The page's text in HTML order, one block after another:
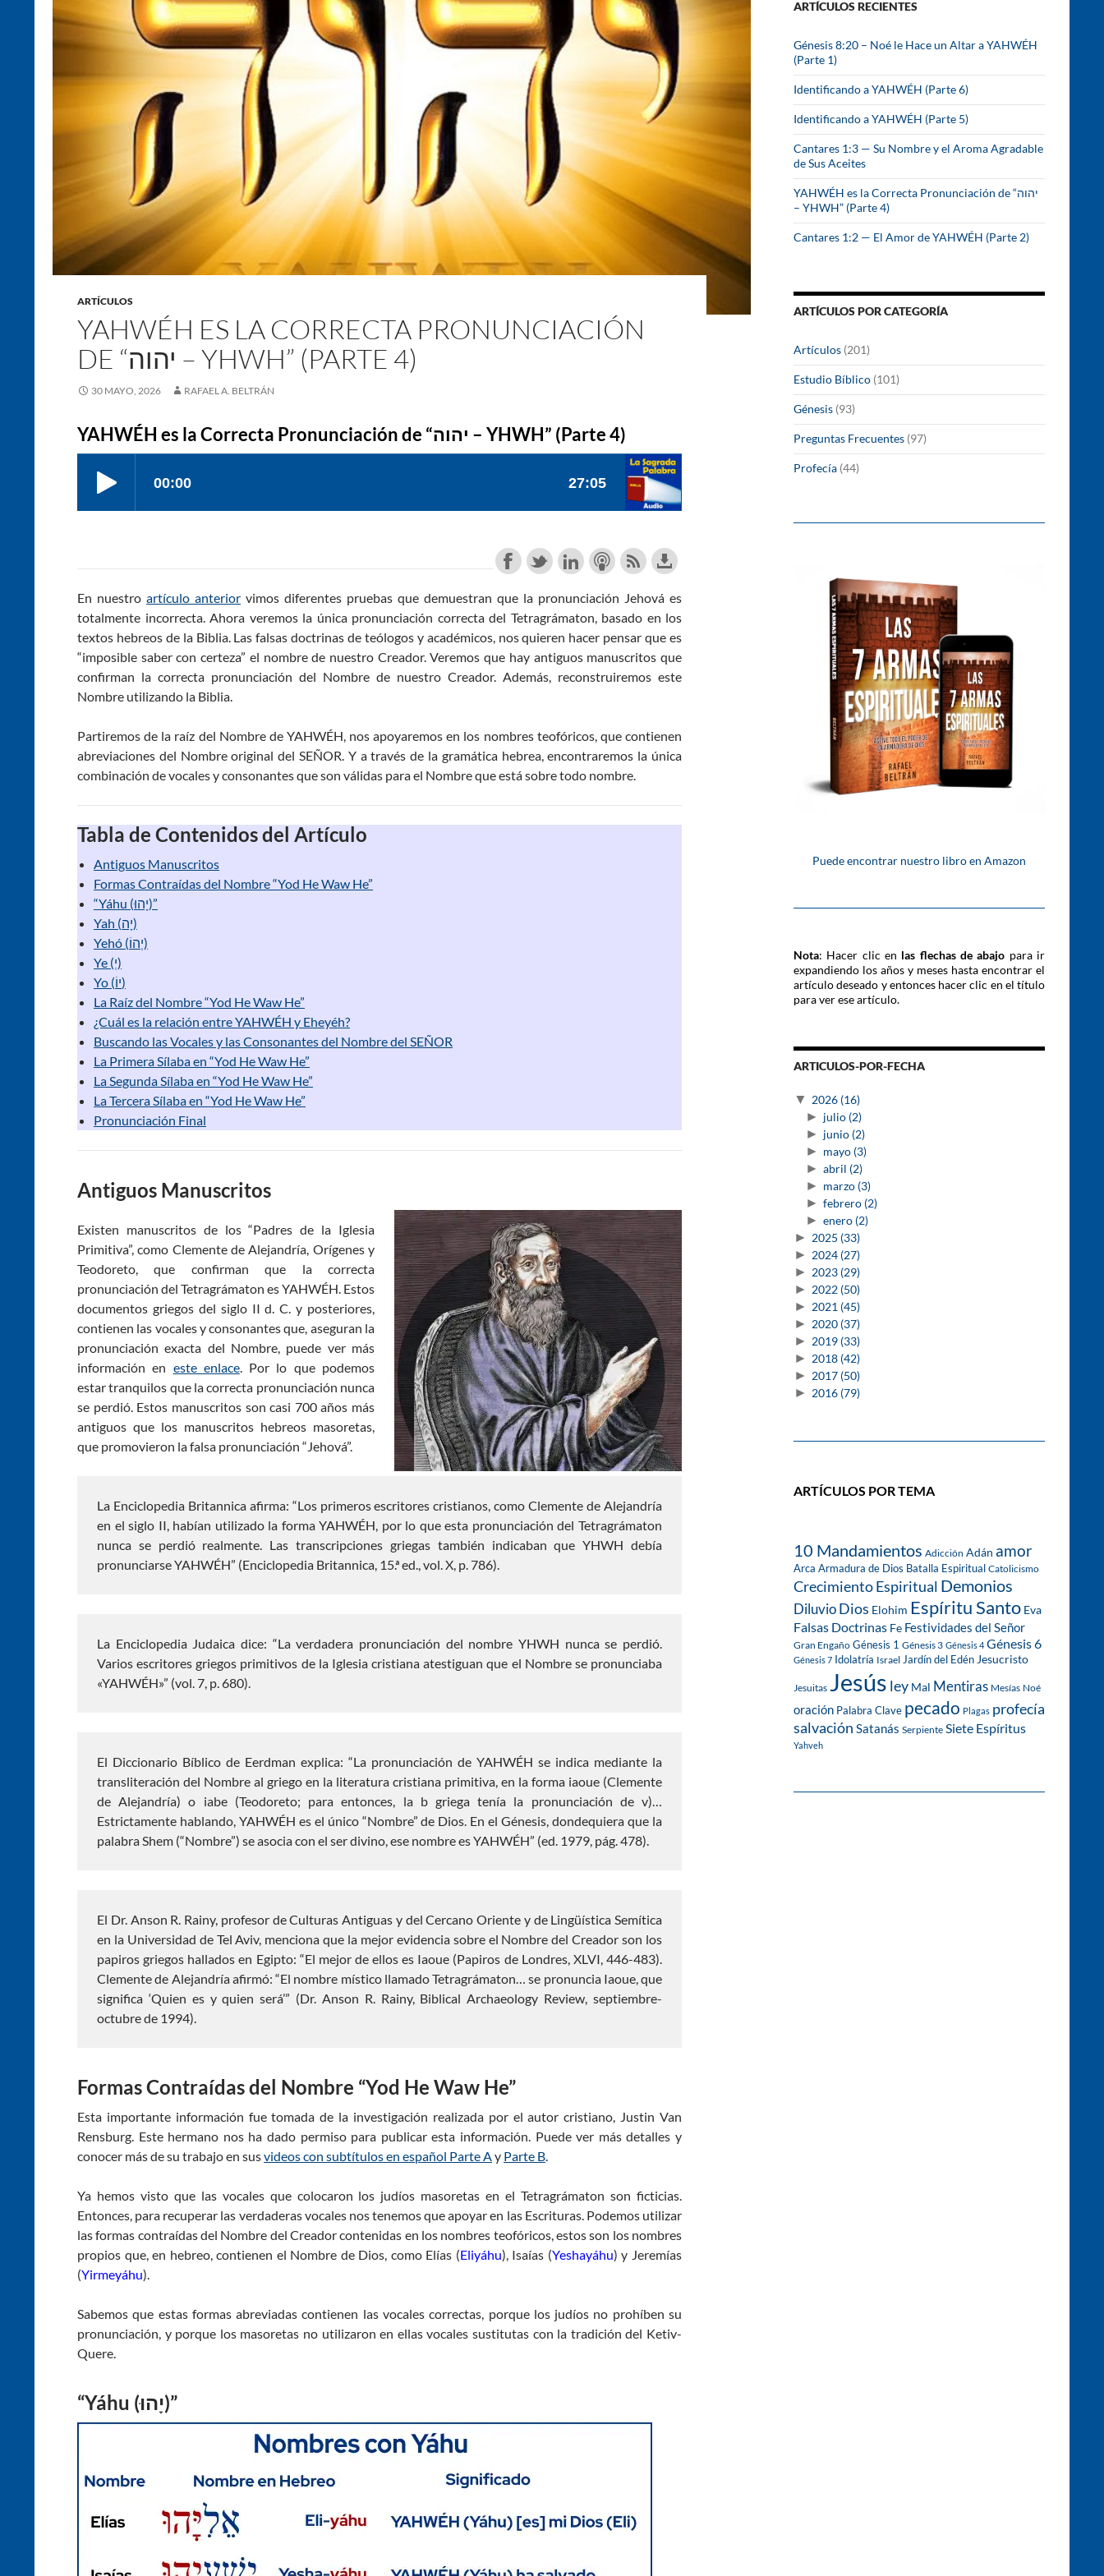
ARTÍCULOS
YAHWÉH ES LA CORRECTA PRONUNCIACIÓN
DE “יהוה – YHWH” (PARTE 4)
30 MAYO, 2026 RAFAEL A. BELTRÁN
YAHWÉH es la Correcta Pronunciación de “יהוה – YHWH” (Parte 4)
En nuestro artículo anterior vimos diferentes pruebas que demuestran que la pronunciación Jehová es
totalmente incorrecta. Ahora veremos la única pronunciación correcta del Tetragrámaton, basado en los
textos hebreos de la Biblia. Las falsas doctrinas de teólogos y académicos, nos quieren hacer pensar que es
“imposible saber con certeza” el nombre de nuestro Creador. Veremos que hay antiguos manuscritos que
confirman la correcta pronunciación del Nombre de nuestro Creador. Además, reconstruiremos este
Nombre utilizando la Biblia.
Partiremos de la raíz del Nombre de YAHWÉH, nos apoyaremos en los nombres teofóricos, que contienen
abreviaciones del Nombre original del SEÑOR. Y a través de la gramática hebrea, encontraremos la única
combinación de vocales y consonantes que son válidas para el Nombre que está sobre todo nombre.
Tabla de Contenidos del Artículo
Antiguos Manuscritos
Formas Contraídas del Nombre “Yod He Waw He”
“Yáhu (יָהוּ)”
Yah (יָה)
Yehó (יְהוֹ)
Ye (יְ)
Yo (יוֹ)
La Raíz del Nombre “Yod He Waw He”
¿Cuál es la relación entre YAHWÉH y Eheyéh?
Buscando las Vocales y las Consonantes del Nombre del SEÑOR
La Primera Sílaba en “Yod He Waw He”
La Segunda Sílaba en “Yod He Waw He”
La Tercera Sílaba en “Yod He Waw He”
Pronunciación Final
Antiguos Manuscritos
Existen manuscritos de los “Padres de la Iglesia
Primitiva”, como Clemente de Alejandría, Orígenes y
Teodoreto, que confirman que la correcta
pronunciación del Tetragrámaton es YAHWÉH. Estos
documentos griegos del siglo II d. C. y posteriores,
contienen las vocales y consonantes que, aseguran la
pronunciación exacta del Nombre, puede ver más
información en este enlace. Por lo que podemos
estar tranquilos que la correcta pronunciación nunca
se perdió. Estos manuscritos son casi 700 años más
antiguos que los manuscritos hebreos masoretas,
que promovieron la falsa pronunciación “Jehová”.
La Enciclopedia Britannica afirma: “Los primeros escritores cristianos, como Clemente de Alejandría
en el siglo II, habían utilizado la forma YAHWÉH, por lo que esta pronunciación del Tetragrámaton
nunca se perdió realmente. Las transcripciones griegas también indicaban que YHWH debía
pronunciarse YAHWÉH” (Enciclopedia Britannica, 15.ª ed., vol. X, p. 786).
La Enciclopedia Judaica dice: “La verdadera pronunciación del nombre YHWH nunca se perdió.
Varios escritores griegos primitivos de la Iglesia cristiana atestiguan que el Nombre se pronunciaba
«YAHWÉH»” (vol. 7, p. 680).
El Diccionario Bíblico de Eerdman explica: “La pronunciación de YAHWÉH se indica mediante la
transliteración del Nombre al griego en la literatura cristiana primitiva, en la forma iaoue (Clemente
de Alejandría) o iabe (Teodoreto; para entonces, la b griega tenía la pronunciación de v)…
Estrictamente hablando, YAHWÉH es el único “Nombre” de Dios. En el Génesis, dondequiera que la
palabra Shem (“Nombre”) se asocia con el ser divino, ese nombre es YAHWÉH” (ed. 1979, pág. 478).
El Dr. Anson R. Rainy, profesor de Culturas Antiguas y del Cercano Oriente y de Lingüística Semítica
en la Universidad de Tel Aviv, menciona que la mejor evidencia sobre el Nombre del Creador son los
papiros griegos hallados en Egipto: “El mejor de ellos es Iaoue (Papiros de Londres, XLVI, 446-483).
Clemente de Alejandría afirmó: “El nombre místico llamado Tetragrámaton… se pronuncia Iaoue, que
significa ‘Quien es y quien será’” (Dr. Anson R. Rainy, Biblical Archaeology Review, septiembre-
octubre de 1994).
Formas Contraídas del Nombre “Yod He Waw He”
Esta importante información fue tomada de la investigación realizada por el autor cristiano, Justin Van
Rensburg. Este hermano nos ha dado permiso para publicar esta información. Puede ver más detalles y
conocer más de su trabajo en susvideos con subtítulos en español Parte A y Parte B
Ya hemos visto que las vocales que colocaron los judíos masoretas en el Tetragrámaton son ficticias.
Entonces, para recuperar las verdaderas vocales nos tenemos que apoyar en las Escrituras. Podemos utilizar
las formas contraídas del Nombre del Creador contenidas en los nombres teofóricos, estos son los nombres
propios que, en hebreo, contienen el Nombre de Dios, como Elías (Eliyáhu), Isaías (Yeshayáhu) y Jeremías
(Yirmeyáhu).
Sabemos que estas formas abreviadas contienen las vocales correctas, porque los judíos no prohíben su
pronunciación, y porque los masoretas no utilizaron en ellas vocales sustitutas con la tradición del Ketiv-
Quere.
“Yáhu ( יָהוּ)”
r
ARTÍCULOS RECIENTES
Génesis 8:20 – Noé le Hace un Altar a YAHWÉH
(Parte 1)
Identificando a YAHWÉH (Parte 6)
Identificando a YAHWÉH (Parte 5)
Cantares 1:3 — Su Nombre y el Aroma Agradable
de Sus Aceites
YAHWÉH es la Correcta Pronunciación de “יהוה
– YHWH” (Parte 4)
Cantares 1:2 — El Amor de YAHWÉH (Parte 2)
ARTÍCULOS POR CATEGORÍA
Artículos (201)
Estudio Bíblico (101)
Génesis (93)
Preguntas Frecuentes (97)
Profecía (44)
Puede encontrar nuestro libro en Amazon
Nota: Hacer clic en las flechas de abajo para ir
expandiendo los años y meses hasta encontrar el
artículo deseado y entonces hacer clic en el título
para ver ese artículo.
ARTICULOS-POR-FECHA
▼ 2026 (16)
► julio (2)
► junio (2)
► mayo (3)
► abril (2)
► marzo (3)
► febrero (2)
► enero (2)
► 2025 (33)
► 2024 (27)
► 2023 (29)
► 2022 (50)
► 2021 (45)
► 2020 (37)
► 2019 (33)
► 2018 (42)
► 2017 (50)
► 2016 (79)
ARTÍCULOS POR TEMA
10 Mandamientos Adicción Adán amor
Arca Armadura de Dios Batalla Espiritual Catolicismo
Crecimiento Espiritual Demonios
DiluvioDios Elohim Espíritu Santo Eva
Falsas Doctrinas Fe Festividades del Señor
Gran Engaño Génesis 1 Génesis 3 Génesis 4 Génesis 6
Génesis 7 Idolatría Israel Jardín del Edén Jesucristo
Jesuitas Jesús ley Mal Mentiras Mesías Noé
oración Palabra Clave pecado Plagas profecía
salvación Satanás Serpiente Siete Espíritus
Yahveh